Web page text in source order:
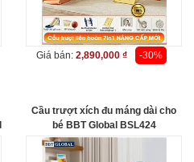
Giá bán: 2,890,000 ₫ -30%
Cầu trượt xích đu máng dài cho
bé BBT Global BSL424